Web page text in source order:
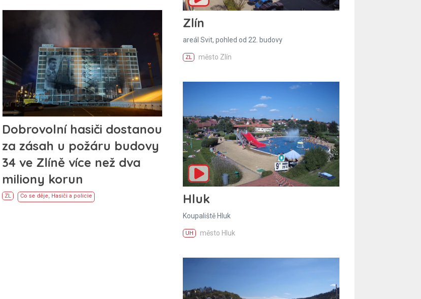
Dobrovolní hasiči dostanou
za zásah u požáru budovy
34 ve Zlíně více než dva
miliony korun
ZL Co se děje, Hasiči a policie
Zlín
areál Svit, pohled od 22. budovy
ZL město Zlín
Hluk
Koupaliště Hluk
UH město Hluk